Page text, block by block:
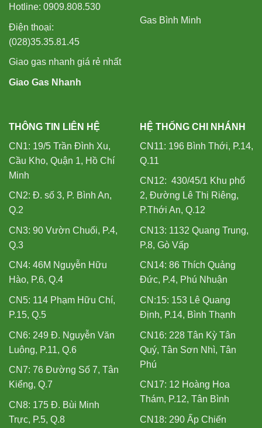
Hotline: 0909.808.530
Điện thoại:
(028)35.35.81.45
Giao gas nhanh giá rẻ nhất
Giao Gas Nhanh
Gas Bình Minh
THÔNG TIN LIÊN HỆ
CN1: 19/5 Trần Đình Xu,
Cầu Kho, Quận 1, Hồ Chí
Minh
CN2: Đ. số 3, P. Bình An,
Q.2
CN3: 90 Vườn Chuối, P.4,
Q.3
CN4: 46M Nguyễn Hữu
Hào, P.6, Q.4
CN5: 114 Phạm Hữu Chí,
P.15, Q.5
CN6: 249 Đ. Nguyễn Văn
Luông, P.11, Q.6
CN7: 76 Đường Số 7, Tân
Kiểng, Q.7
CN8: 175 Đ. Bùi Minh
Trực, P.5, Q.8
HỆ THỐNG CHI NHÁNH
CN11: 196 Bình Thới, P.14,
Q.11
CN12: 430/45/1 Khu phố
2, Đường Lê Thị Riêng,
P.Thới An, Q.12
CN13: 1132 Quang Trung,
P.8, Gò Vấp
CN14: 86 Thích Quảng
Đức, P.4, Phú Nhuận
CN:15: 153 Lê Quang
Định, P.14, Bình Thạnh
CN16: 228 Tân Kỳ Tân
Quý, Tân Sơn Nhì, Tân
Phú
CN17: 12 Hoàng Hoa
Thám, P.12, Tân Bình
CN18: 290 Ấp Chiến